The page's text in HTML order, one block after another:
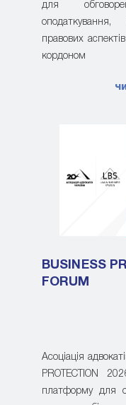
для
правових
кордоном
BUSINESS
FORUM
Асоціація
PROTECTION
платформу для